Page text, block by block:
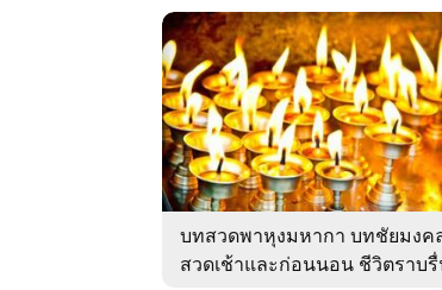
บทสวดพาหุงมหากา บทชัยมงค
สวดเช้าและก่อนนอน ชีวิตราบ